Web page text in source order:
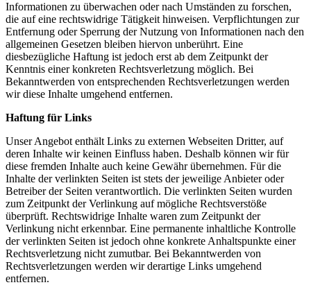
Informationen zu überwachen oder nach Umständen zu forschen,
die auf eine rechtswidrige Tätigkeit hinweisen. Verpflichtungen zur
Entfernung oder Sperrung der Nutzung von Informationen nach den
allgemeinen Gesetzen bleiben hiervon unberührt. Eine
diesbezügliche Haftung ist jedoch erst ab dem Zeitpunkt der
Kenntnis einer konkreten Rechtsverletzung möglich. Bei
Bekanntwerden von entsprechenden Rechtsverletzungen werden
wir diese Inhalte umgehend entfernen.
Haftung für Links
Unser Angebot enthält Links zu externen Webseiten Dritter, auf
deren Inhalte wir keinen Einfluss haben. Deshalb können wir für
diese fremden Inhalte auch keine Gewähr übernehmen. Für die
Inhalte der verlinkten Seiten ist stets der jeweilige Anbieter oder
Betreiber der Seiten verantwortlich. Die verlinkten Seiten wurden
zum Zeitpunkt der Verlinkung auf mögliche Rechtsverstöße
überprüft. Rechtswidrige Inhalte waren zum Zeitpunkt der
Verlinkung nicht erkennbar. Eine permanente inhaltliche Kontrolle
der verlinkten Seiten ist jedoch ohne konkrete Anhaltspunkte einer
Rechtsverletzung nicht zumutbar. Bei Bekanntwerden von
Rechtsverletzungen werden wir derartige Links umgehend
entfernen.